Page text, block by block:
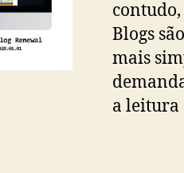
contudo,
Blogs
mais
a leitura